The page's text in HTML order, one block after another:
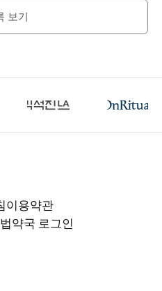
보기
이용약관
약국 로그인